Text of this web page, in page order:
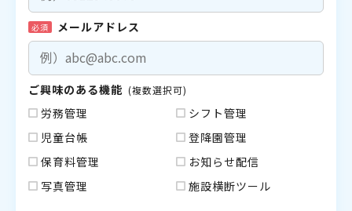
必須 メールアドレス
ご興味のある機能 (複数選択可)
労務管理
シフト管理
児童台帳
登降園管理
保育料管理
お知らせ配信
写真管理
施設横断ツール